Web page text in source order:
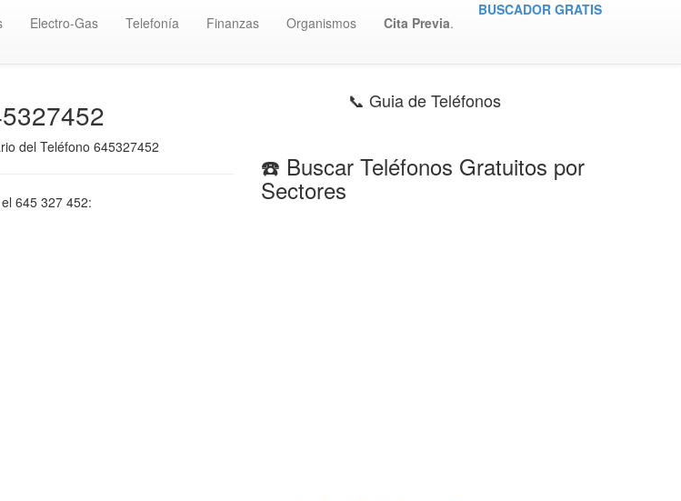
Electro-Gas Telefonía Finanzas Organismos Cita Previa.
BUSCADOR GRATIS
del Teléfono 645327452
645 327 452:
📞 Guia de Teléfonos
☎️ Buscar Teléfonos Gratuitos por
Sectores